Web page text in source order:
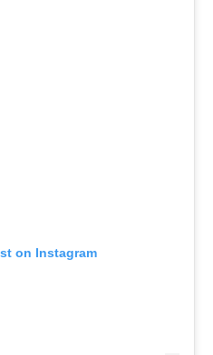
on Instagram